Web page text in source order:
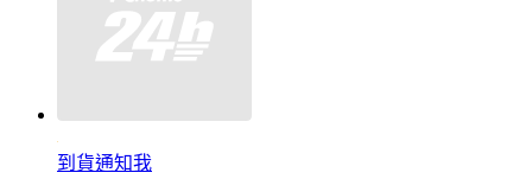
到貨通知我